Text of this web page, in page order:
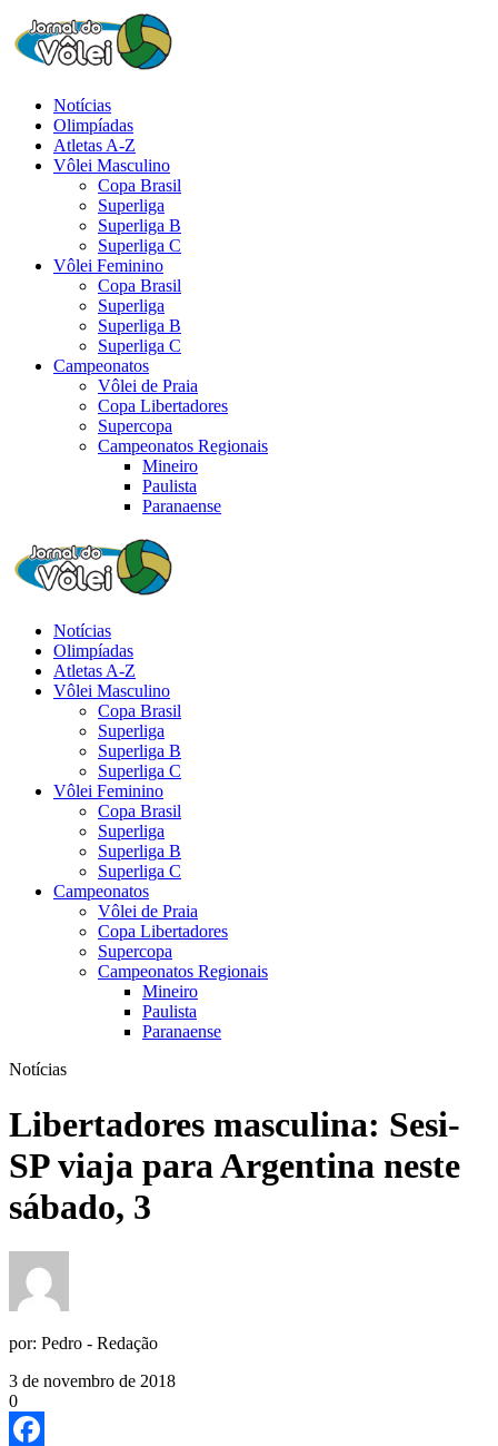
Notícias
Olimpíadas
Atletas A-Z
Vôlei Masculino
Copa Brasil
Superliga
Superliga B
Superliga C
Vôlei Feminino
Copa Brasil
Superliga
Superliga B
Superliga C
Campeonatos
Vôlei de Praia
Copa Libertadores
Supercopa
Campeonatos Regionais
Mineiro
Paulista
Paranaense
Notícias
Olimpíadas
Atletas A-Z
Vôlei Masculino
Copa Brasil
Superliga
Superliga B
Superliga C
Vôlei Feminino
Copa Brasil
Superliga
Superliga B
Superliga C
Campeonatos
Vôlei de Praia
Copa Libertadores
Supercopa
Campeonatos Regionais
Mineiro
Paulista
Paranaense
Notícias
Libertadores masculina: Sesi-
SP viaja para Argentina neste
sábado, 3
por: Pedro - Redação
3 de novembro de 2018
0